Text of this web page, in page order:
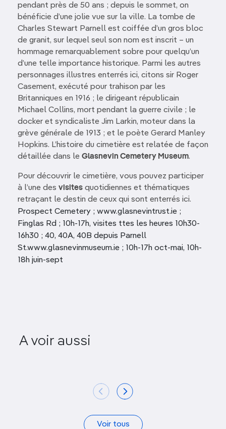
pendant près de 50 ans ; depuis le sommet, on
bénéficie d’une jolie vue sur la ville. La tombe de
Charles Stewart Parnell est coiffée d’un gros bloc
de granit, sur lequel seul son nom est inscrit – un
hommage remarquablement sobre pour quelqu’un
d’une telle importance historique. Parmi les autres
personnages illustres enterrés ici, citons sir Roger
Casement, exécuté pour trahison par les
Britanniques en 1916 ; le dirigeant républicain
Michael Collins, mort pendant la guerre civile ; le
docker et syndicaliste Jim Larkin, moteur dans la
grève générale de 1913 ; et le poète Gerard Manley
Hopkins. L’histoire du cimetière est relatée de façon
détaillée dans le Glasnevin ­Cemetery Museum.
Pour découvrir le cimetière, vous pouvez participer
à l’une des visites quotidiennes et thématiques
retraçant le destin de ceux qui sont enterrés ici.
Prospect Cemetery ; www.glasnevintrust.ie ;
Finglas Rd ; 10h-17h, visites ttes les heures 10h30-
16h30 ; 40, 40A, 40B depuis Parnell
St.www.glasnevinmuseum.ie ; 10h-17h oct-mai, 10h-
18h juin-sept
A voir aussi
Christ Church Cathedral
Voir tous